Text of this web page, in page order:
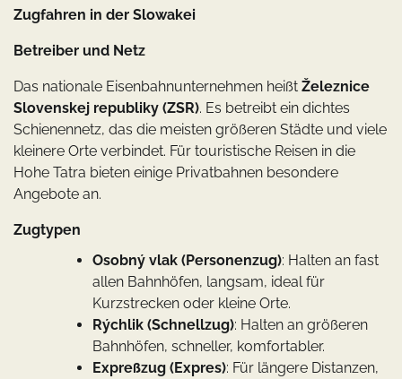
Zugfahren in der Slowakei
Betreiber und Netz
Das nationale Eisenbahnunternehmen heißt Železnice
Slovenskej republiky (ZSR). Es betreibt ein dichtes
Schienennetz, das die meisten größeren Städte und viele
kleinere Orte verbindet. Für touristische Reisen in die
Hohe Tatra bieten einige Privatbahnen besondere
Angebote an.
Zugtypen
Osobný vlak (Personenzug): Halten an fast
allen Bahnhöfen, langsam, ideal für
Kurzstrecken oder kleine Orte.
Rýchlik (Schnellzug): Halten an größeren
Bahnhöfen, schneller, komfortabler.
Expreßzug (Expres): Für längere Distanzen,